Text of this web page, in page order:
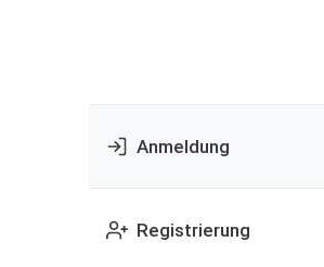
Anmeldung
Registrierung